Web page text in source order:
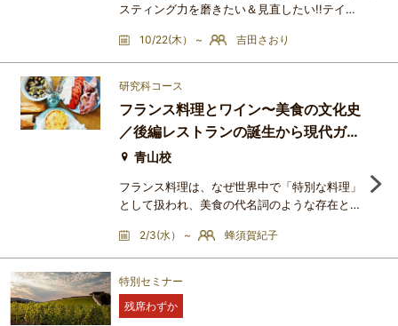
スティング力を磨きたい＆見直したい!!テイス
別、産地判別に強くなりたい!!でも、美味しい
とは言い難いワインは飲みたくないんだけ
ど・・・。という方、ぜひこの「超（マジ）美
ッスン!!」講座、略して「マジマジ講座」へお
越しください!!美味しいワインには超うるさい
吉田さおりが厳選に厳選を重
10/22(木） ~ 吉田さおり
研究科コース
フランス料理とワイン〜美食の文化史
／後編レストランの誕生から現代ガス
トロノミーへ
青山校
フランス料理は、なぜ世界中で「特別な料理」
として扱われ、美食の代名詞のような存在とな
期のヴェルサイユ、革命後に花開いたレストラ
ン文化、料理人による技術と体系の継承、そし
て食を語り、評価し、楽しむ文化。政治、社
会、芸術、思想が複雑に重なり合いながら、フ
ランス料理は「料理」を超えた独自の美食文化
2/3(水） ~ 蜂須賀紀子
特別セミナー
残席わずか